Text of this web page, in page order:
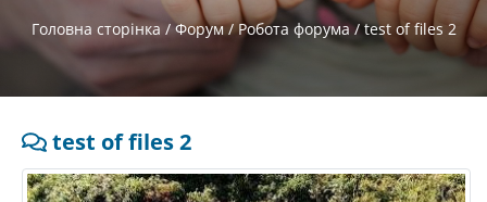
Головна сторінка / Форум/Робота форума/test of files 2
test of files 2